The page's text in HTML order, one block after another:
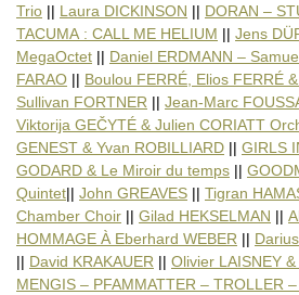
Nicolas
GIRLS IN
Michel
GOODMAN
John
Tigran
Gilad
Alexandre
HOMMAGE
Darius
Julian
David
Olivier
LE POT :
Philippe
LONDON –
Trio || Laura DICKINSON || DORAN –
TACUMA : CALL ME HELIUM || Jens
MegaOctet || Daniel ERDMANN –
FARAO || Boulou FERRÉ, Elios FERRÉ
Sullivan FORTNER || Jean-Marc
Viktorija GEČYTÉ & Julien CORIATT
GENEST & Yvan ROBILLIARD || GIRLS
GODARD & Le Miroir du temps ||
Quintet|| John GREAVES || Tigran
Chamber Choir || Gilad HEKSELMAN ||
HOMMAGE À Eberhard WEBER ||
|| David KRAKAUER || Olivier LAISNEY
MENGIS – PFAMMATTER – TROLLER